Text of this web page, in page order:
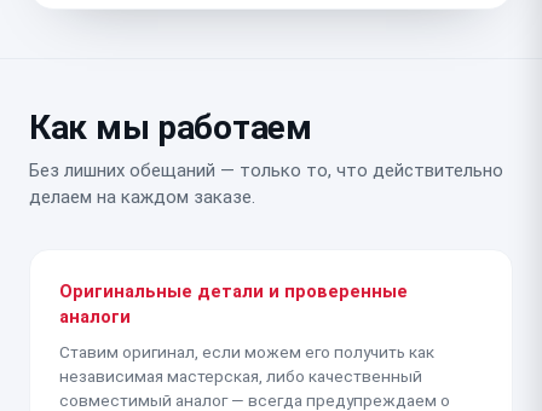
Как мы работаем
Без лишних обещаний — только то, что действительно
делаем на каждом заказе.
Оригинальные детали и проверенные
аналоги
Ставим оригинал, если можем его получить как
независимая мастерская, либо качественный
совместимый аналог — всегда предупреждаем о